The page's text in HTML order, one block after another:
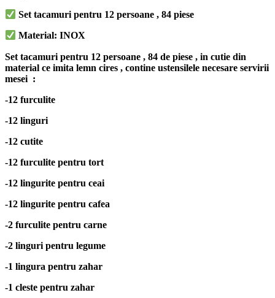
578.00 lei.
Set tacamuri pentru 12 persoane , 84 piese
Material: INOX
Set tacamuri pentru 12 persoane , 84 de piese , in cutie din
material ce imita lemn cires , contine ustensilele necesare servirii
mesei :
-12 furculite
-12 linguri
-12 cutite
-12 furculite pentru tort
-12 lingurite pentru ceai
-12 lingurite pentru cafea
-2 furculite pentru carne
-2 linguri pentru legume
-1 lingura pentru zahar
-1 cleste pentru zahar